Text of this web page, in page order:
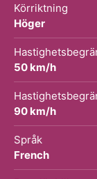
Körriktning
Höger
50 km/h
90 km/h
Språk
French